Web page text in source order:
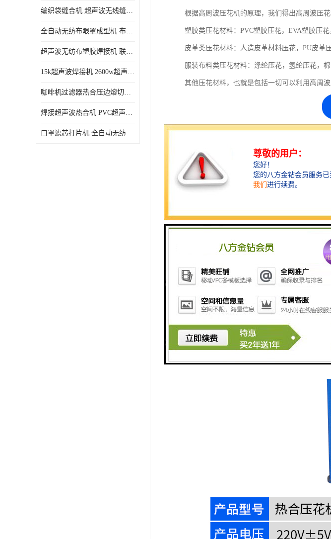
编织袋缝合机 超声波无线缝合机 厂家现货供应
全自动无纺布眼罩成型机 布料海绵眼罩热合切边机
超声波无纺布塑胶焊接机 联宇制造
15k超声波焊接机 2600w超声波焊接机 联宇制造
咖啡机过滤器热合压边熔切机 超声波无纺布喷胶棉热合机
焊接超声波热合机 PVC超声波焊接机 无纺布超声波设备
口罩滤芯打片机 全自动无纺布压花压标设备 多层料复合机
根据高周波压花机的原理，我们得出高周波压
塑胶类压花材料：PVC塑胶压花，EVA塑胶压
皮革类压花材料：人造皮革材料压花，PU皮革
服装布料类压花材料：涤纶压花，氢纶压花，
其他压花材料，也就是包括一切可以利用高周